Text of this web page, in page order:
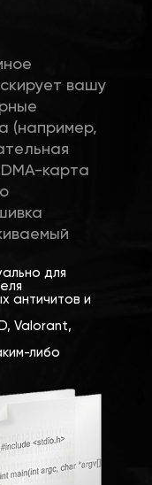
вашу
(например,
карта
для
античитов и
Valorant,
либо